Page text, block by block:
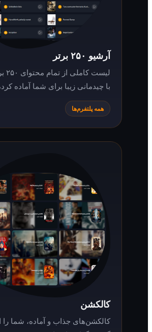
آرشیو ۲۵۰ برتر
با چیدمانی زیبا برای شما آماده
همه پلتفرم‌ها
کالکشن
کالکشن‌های جذاب و آماده، شما را